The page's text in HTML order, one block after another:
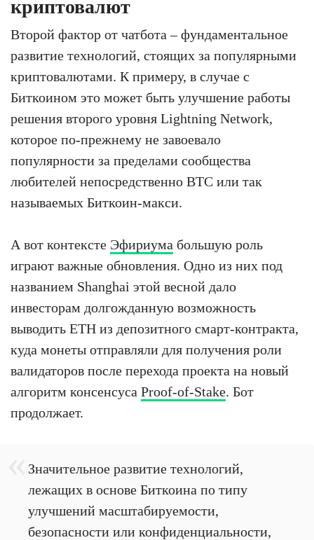
криптовалют
Второй фактор от чатбота – фундаментальное
развитие технологий, стоящих за популярными
криптовалютами. К примеру, в случае с
Биткоином это может быть улучшение работы
решения второго уровня Lightning Network,
которое по-прежнему не завоевало
популярности за пределами сообщества
любителей непосредственно BTC или так
называемых Биткоин-макси.
А вот контексте Эфириума большую роль
играют важные обновления. Одно из них под
названием Shanghai этой весной дало
инвесторам долгожданную возможность
выводить ETH из депозитного смарт-контракта,
куда монеты отправляли для получения роли
валидаторов после перехода проекта на новый
алгоритм консенсуса Proof-of-Stake. Бот
продолжает.
Значительное развитие технологий,
лежащих в основе Биткоина по типу
улучшений масштабируемости,
безопасности или конфиденциальности,